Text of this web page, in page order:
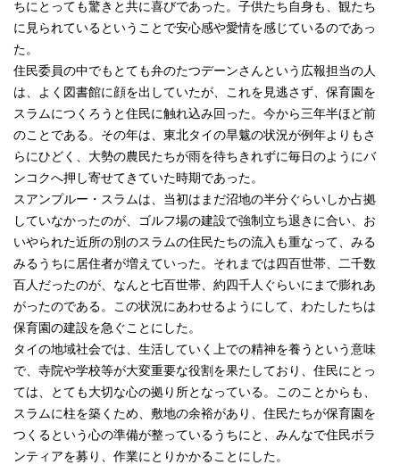
ちにとっても驚きと共に喜びであった。子供たち自身も、観たち
に見られているということで安心感や愛情を感じているのであっ
た。
住民委員の中でもとても弁のたつデーンさんという広報担当の人
は、よく図書館に顔を出していたが、これを見逃さず、保育園を
スラムにつくろうと住民に触れ込み回った。今から三年半ほど前
のことである。その年は、東北タイの旱魃の状況が例年よりもさ
らにひどく、大勢の農民たちが雨を待ちきれずに毎日のようにバ
ンコクへ押し寄せてきていた時期であった。
スアンプルー・スラムは、当初はまだ沼地の半分ぐらいしか占拠
していなかったのが、ゴルフ場の建設で強制立ち退きに合い、お
いやられた近所の別のスラムの住民たちの流入も重なって、みる
みるうちに居住者が増えていった。それまでは四百世帯、二千数
百人だったのが、なんと七百世帯、約四千人ぐらいにまで膨れあ
がったのである。この状況にあわせるようにして、わたしたちは
保育園の建設を急ぐことにした。
タイの地域社会では、生活していく上での精神を養うという意味
で、寺院や学校等が大変重要な役割を果たしており、住民にとっ
ては、とても大切な心の拠り所となっている。このことからも、
スラムに柱を築くため、敷地の余裕があり、住民たちが保育園を
つくるという心の準備が整っているうちにと、みんなで住民ボラ
ンティアを募り、作業にとりかかることにした。